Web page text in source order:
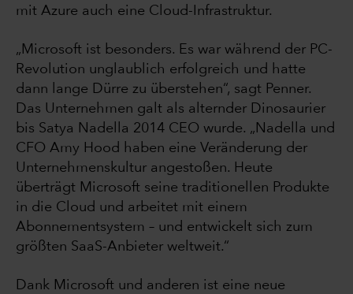
mit Azure auch eine Cloud-Infrastruktur.
„Microsoft ist besonders. Es war während der PC-
Revolution unglaublich erfolgreich und hatte
dann lange Dürre zu überstehen“, sagt Penner.
Das Unternehmen galt als alternder Dinosaurier
bis Satya Nadella 2014 CEO wurde. „Nadella und
CFO Amy Hood haben eine Veränderung der
Unternehmenskultur angestoßen. Heute
überträgt Microsoft seine traditionellen Produkte
in die Cloud und arbeitet mit einem
Abonnementsystem – und entwickelt sich zum
größten SaaS-Anbieter weltweit.“
Dank Microsoft und anderen ist eine neue